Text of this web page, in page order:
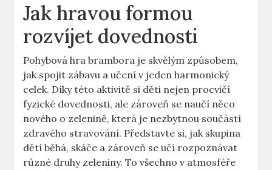
Jak hravou formou
rozvíjet dovednosti
Pohybová hra brambora je skvělým způsobem,
jak spojit zábavu a učení v jeden harmonický
celek. Díky této aktivitě si děti nejen procvičí
fyzické dovednosti, ale zároveň se naučí něco
nového o zelenině, která je nezbytnou součástí
zdravého stravování. Představte si, jak skupina
dětí běhá, skáče a zároveň se učí rozpoznávat
různé druhy zeleniny. To všechno v atmosféře